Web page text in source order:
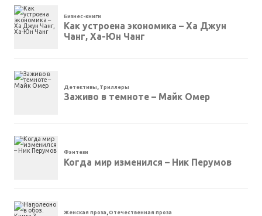
Бизнес-книги
Как устроена экономика – Ха Джун
Чанг, Ха-Юн Чанг
Детективы Триллеры
Заживо в темноте – Майк Омер
Фэнтези
Когда мир изменился – Ник Перумов
Женская проза ,Отечественная проза